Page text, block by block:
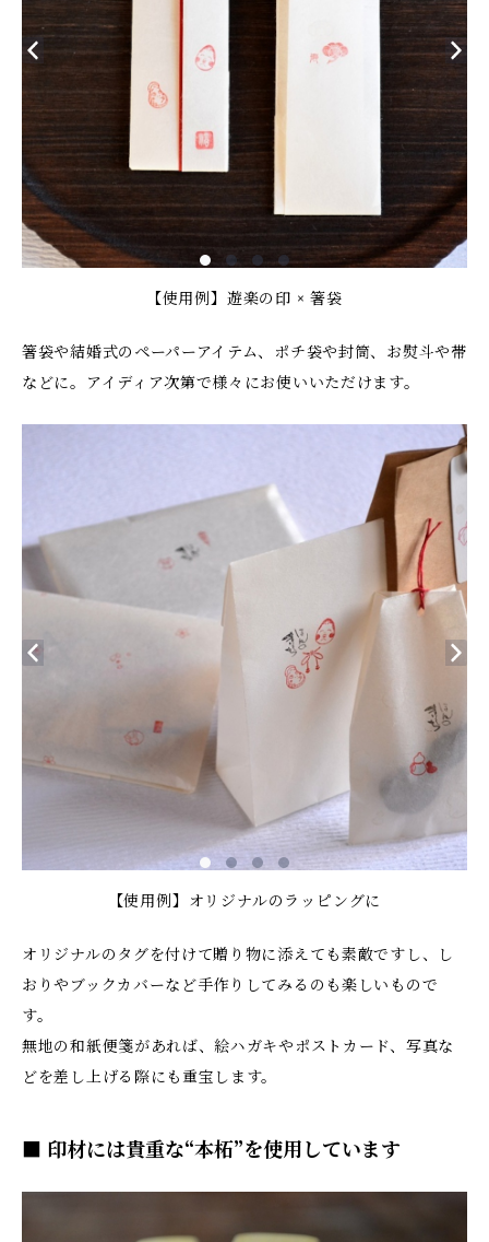
【使用例】遊楽の印 × 箸袋
箸袋や結婚式のペーパーアイテム、ポチ袋や封筒、お熨斗や帯
などに。アイディア次第で様々にお使いいただけます。
【使用例】オリジナルのラッピングに
オリジナルのタグを付けて贈り物に添えても素敵ですし、し
おりやブックカバーなど手作りしてみるのも楽しいもので
す。
無地の和紙便箋があれば、絵ハガキやポストカード、写真な
どを差し上げる際にも重宝します。
■ 印材には貴重な“本柘”を使用しています